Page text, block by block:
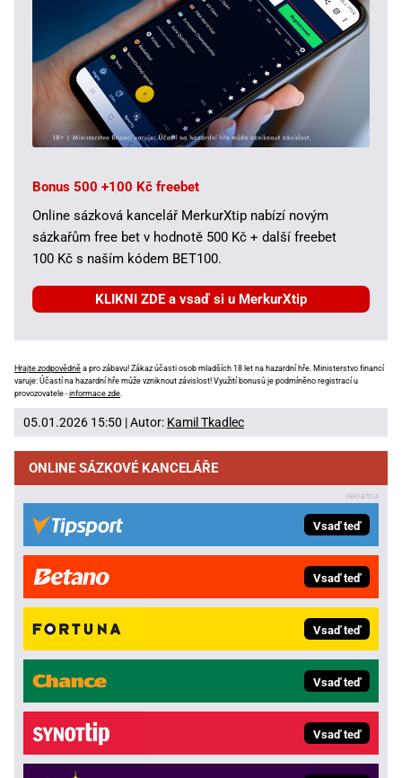
Bonus 500 +100 Kč freebet
Online sázková kancelář MerkurXtip nabízí novým
sázkařům free bet v hodnotě 500 Kč + další freebet
100 Kč s naším kódem BET100.
KLIKNI ZDE a vsaď si u MerkurXtip
Hrajte zodpovědně a pro zábavu! Zákaz účasti osob mladších 18 let na hazardní hře. Ministerstvo financí
varuje: Účastí na hazardní hře může vzniknout závislost! Využití bonusů je podmíněno registrací u
provozovatele -informace zde
05.01.2026 15:50 | Autor: Kamil Tkadlec
ONLINE SÁZKOVÉ KANCELÁŘE
Vsaď teď
Vsaď teď
Vsaď teď
Vsaď teď
Vsaď teď